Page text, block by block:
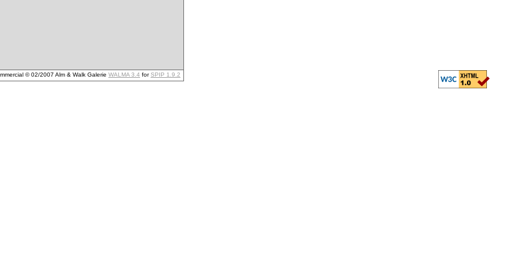
© 02/2007 Alm & Walk Galerie WALMA 3.4 forSPIP 1.9.2